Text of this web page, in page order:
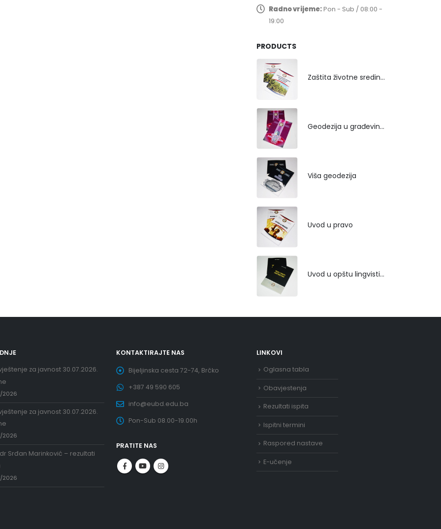
Radno vrijeme:Pon - Sub / 08:00 -
19:00
PRODUCTS
Zaštita životne sredine rekultivacijom odlagališta
Geodezija u građevinarstvu
Viša geodezija
Uvod u pravo
Uvod u opštu lingvistiku
za javnost 30.07.2026.
2026
za javnost 30.07.2026.
2026
Srđan Marinković – rezultati
2026
KONTAKTIRAJTE NAS
Bijeljinska cesta 72-74, Brčko
+387 49 590 605
info@eubd.edu.ba
Pon-Sub 08.00-19.00h
PRATITE NAS
LINKOVI
Oglasna tabla
Obavjestenja
Rezultati ispita
Ispitni termini
Raspored nastave
E-učenje